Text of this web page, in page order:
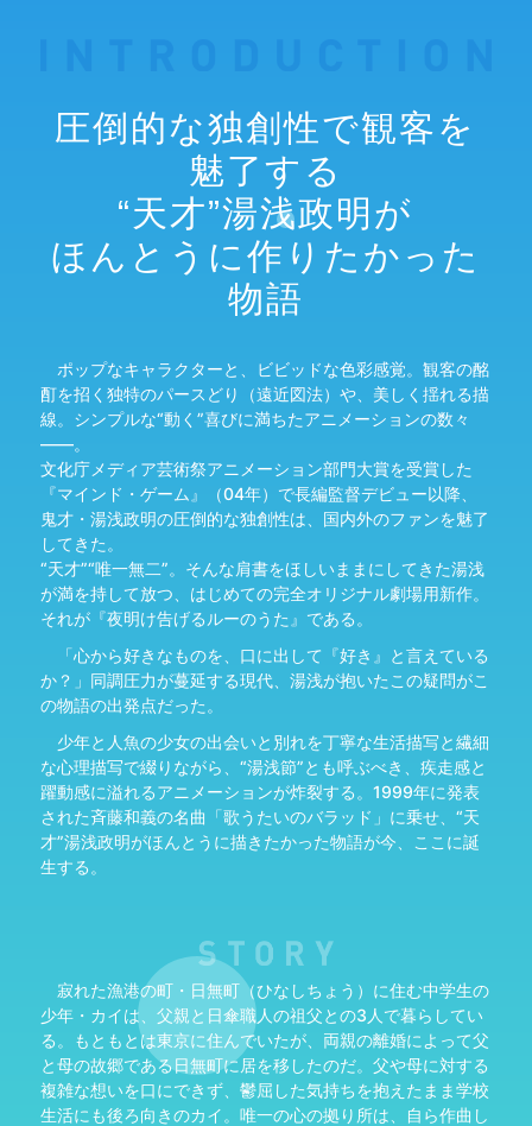
圧倒的な独創性で観客を
魅了する
“天才”湯浅政明が
ほんとうに作りたかった
物語
ポップなキャラクターと、ビビッドな色彩感覚。観客の酩
酊を招く独特のパースどり（遠近図法）や、美しく揺れる描
線。シンプルな“動く”喜びに満ちたアニメーションの数々
――。
文化庁メディア芸術祭アニメーション部門大賞を受賞した
『マインド・ゲーム』（04年）で長編監督デビュー以降、
鬼才・湯浅政明の圧倒的な独創性は、国内外のファンを魅了
してきた。
“天才”“唯一無二”。そんな肩書をほしいままにしてきた湯浅
が満を持して放つ、はじめての完全オリジナル劇場用新作。
それが『夜明け告げるルーのうた』である。
「心から好きなものを、口に出して『好き』と言えている
か？」同調圧力が蔓延する現代、湯浅が抱いたこの疑問がこ
の物語の出発点だった。
少年と人魚の少女の出会いと別れを丁寧な生活描写と繊細
な心理描写で綴りながら、“湯浅節”とも呼ぶべき、疾走感と
躍動感に溢れるアニメーションが炸裂する。1999年に発表
された斉藤和義の名曲「歌うたいのバラッド」に乗せ、“天
才”湯浅政明がほんとうに描きたかった物語が今、ここに誕
生する。
寂れた漁港の町・日無町（ひなしちょう）に住む中学生の
少年・カイは、父親と日傘職人の祖父との3人で暮らしてい
る。もともとは東京に住んでいたが、両親の離婚によって父
と母の故郷である日無町に居を移したのだ。父や母に対する
複雑な想いを口にできず、鬱屈した気持ちを抱えたまま学校
生活にも後ろ向きのカイ。唯一の心の拠り所は、自ら作曲し